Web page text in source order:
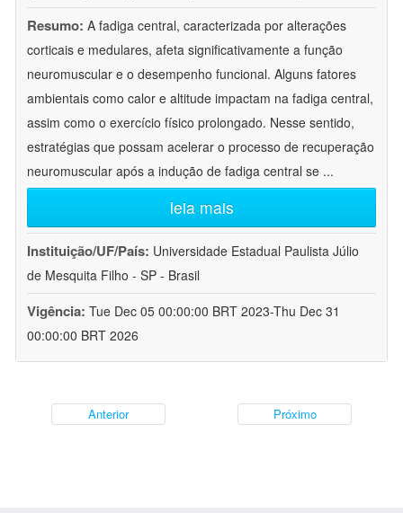
Resumo: A fadiga central, caracterizada por alterações
corticais e medulares, afeta significativamente a função
neuromuscular e o desempenho funcional. Alguns fatores
ambientais como calor e altitude impactam na fadiga central,
assim como o exercício físico prolongado. Nesse sentido,
estratégias que possam acelerar o processo de recuperação
neuromuscular após a indução de fadiga central se ...
leia mais
Instituição/UF/País: Universidade Estadual Paulista Júlio
de Mesquita Filho - SP - Brasil
Vigência: Tue Dec 05 00:00:00 BRT 2023-Thu Dec 31
00:00:00 BRT 2026
Anterior Próximo